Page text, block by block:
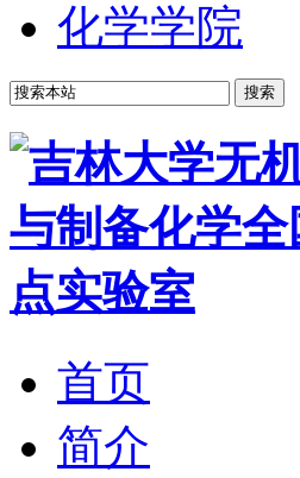
化学学院
首页
简介